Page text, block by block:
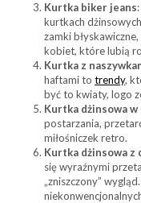
Kurtka biker jeans
kurtkach
zamki
kobiet, które lubią
Kurtka z
haftami to trendy,
być to kwiaty, logo
Kurtka dżinsowa
postarzania,
miłośniczek retro.
Kurtka dżinsowa z
się wyraźnymi
„zniszczony”